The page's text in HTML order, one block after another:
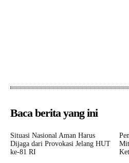
Baca berita yang ini
Situasi Nasional Aman Harus
Dijaga dari Provokasi Jelang HUT
ke-81 RI